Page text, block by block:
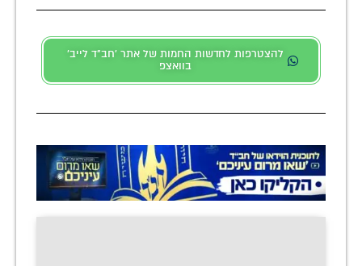
להצטרפות לחדשות החמות של אתר 'חב"ד לייב'
בוואצפ